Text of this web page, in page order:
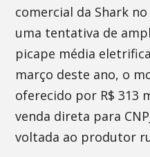
comercial da Shark
uma tentativa de
picape média
março deste ano, o
oferecido por R$ 313
venda direta para
voltada ao produtor